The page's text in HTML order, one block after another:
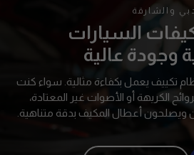
والشارقة
السيارات
وجودة عالية
تكييف يعمل بكفاءة مثالية. سواء كنت
الكريهة أو الأصوات غير المعتادة،
أعطال المكيف بدقة متناهية.